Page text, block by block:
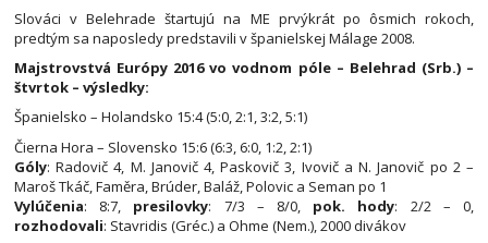
Slováci v Belehrade štartujú na ME prvýkrát po ôsmich rokoch,
predtým sa naposledy predstavili v španielskej Málage 2008.
Majstrovstvá Európy 2016 vo vodnom póle – Belehrad (Srb.) –
štvrtok – výsledky:
Španielsko – Holandsko 15:4 (5:0, 2:1, 3:2, 5:1)
Čierna Hora – Slovensko 15:6 (6:3, 6:0, 1:2, 2:1)
Góly: Radovič 4, M. Janovič 4, Paskovič 3, Ivovič a N. Janovič po 2 –
Maroš Tkáč, Faměra, Brúder, Baláž, Polovic a Seman po 1
Vylúčenia: 8:7, presilovky: 7/3 – 8/0, pok. hody: 2/2 – 0,
rozhodovali: Stavridis (Gréc.) a Ohme (Nem.), 2000 divákov